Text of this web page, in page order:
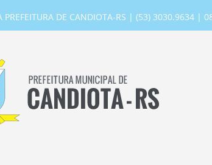
PREFEITURA DE CANDIOTA-RS | (53) 3030.9634 |